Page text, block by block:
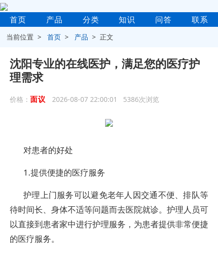
首页 产品 分类 知识 问答 联系
当前位置 >首页 > 产品 > 正文
沈阳专业的在线医护，满足您的医疗护
理需求
价格： 面议 2026-08-07 22:00:01 5386次浏览
对患者的好处
1.提供便捷的医疗服务
护理上门服务可以避免老年人因交通不便、排队等
待时间长、身体不适等问题而去医院就诊。护理人员可
以直接到患者家中进行护理服务，为患者提供非常便捷
的医疗服务。